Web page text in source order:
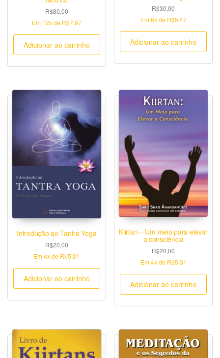
R$80,00
Em 12xde R$7,97
Adicionar ao carrinho
R$30,00
Em6xde R$5,47
Adicionar ao carrinho
Introdução ao Tantra Yoga
R$20,00
Em4xde R$5,31
Adicionar ao carrinho
Kiirtan – Um meio para elevar
a consciência
R$20,00
Em4xde R$5,31
Adicionar ao carrinho